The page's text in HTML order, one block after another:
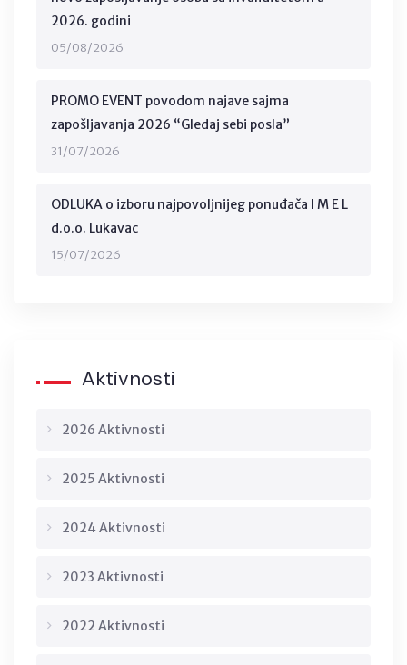
2026. godini
05/08/2026
PROMO EVENT povodom najave sajma
zapošljavanja 2026 “Gledaj sebi posla”
31/07/2026
ODLUKA o izboru najpovoljnijeg ponuđača I M E L
d.o.o. Lukavac
15/07/2026
Aktivnosti
2026 Aktivnosti
2025 Aktivnosti
2024 Aktivnosti
2023 Aktivnosti
2022 Aktivnosti